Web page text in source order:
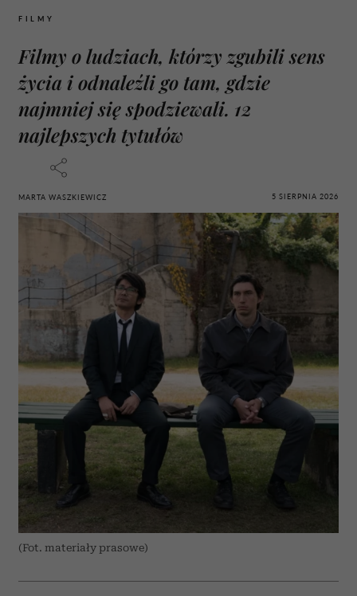
FILMY
Filmy o ludziach, którzy zgubili sens
życia i odnaleźli go tam, gdzie
najmniej się spodziewali. 12
najlepszych tytułów
MARTA WASZKIEWICZ 5 SIERPNIA 2026
(Fot. materiały prasowe)